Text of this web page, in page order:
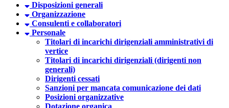
Disposizioni generali
Organizzazione
Consulenti e collaboratori
Personale
Titolari di incarichi dirigenziali amministrativi di
vertice
Titolari di incarichi dirigenziali (dirigenti non
generali)
Dirigenti cessati
Sanzioni per mancata comunicazione dei dati
Posizioni organizzative